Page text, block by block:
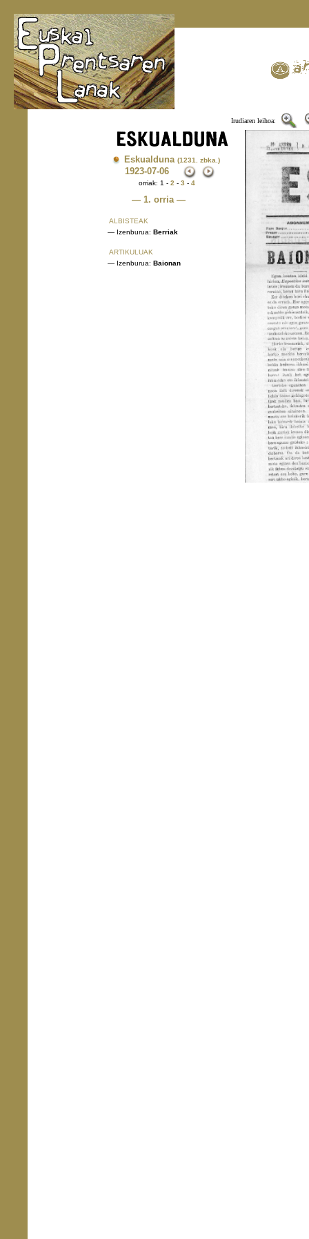
Irudiaren leihoa:
Eskualduna (1231. zbka.)
1923-07-06
orriak: 1 - 2 - 3 - 4
— 1. orria —
ALBISTEAK
— Izenburua: Berriak
ARTIKULUAK
— Izenburua: Baionan